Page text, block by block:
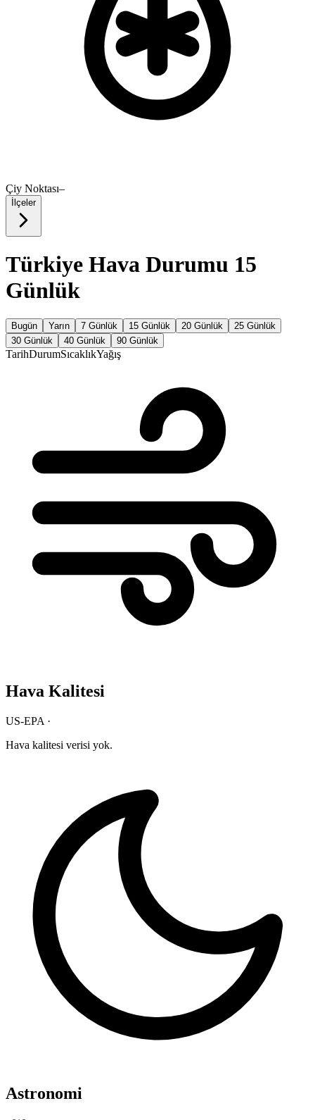
Çiy Noktası–
İlçeler
Türkiye Hava Durumu 15
Günlük
Bugün Yarın 7 Günlük 15 Günlük 20 Günlük
25 Günlük
30 Günlük
40 Günlük 90 Günlük
TarihDurumSıcaklıkYağış
Hava Kalitesi
US-EPA ·
Hava kalitesi verisi yok.
Astronomi